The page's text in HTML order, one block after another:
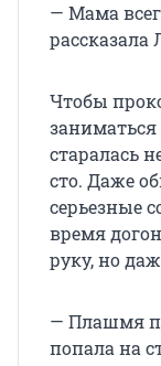
— Мама
рассказала
Чтобы
старалась
сто. Даже
серьезные
время
руку, но
— Плашмя
попала на